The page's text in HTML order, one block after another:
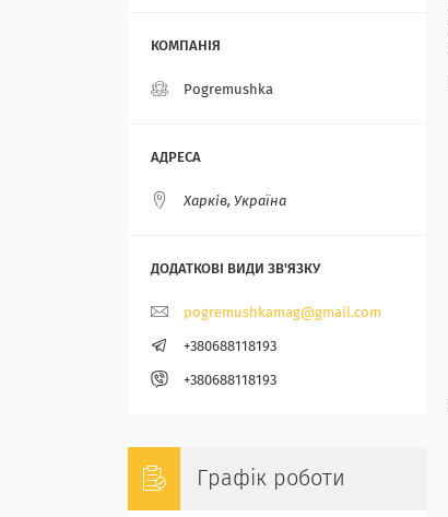
Pogremushka
Харків, Україна
pogremushkamag@gmail.com
+380688118193
+380688118193
Графік роботи